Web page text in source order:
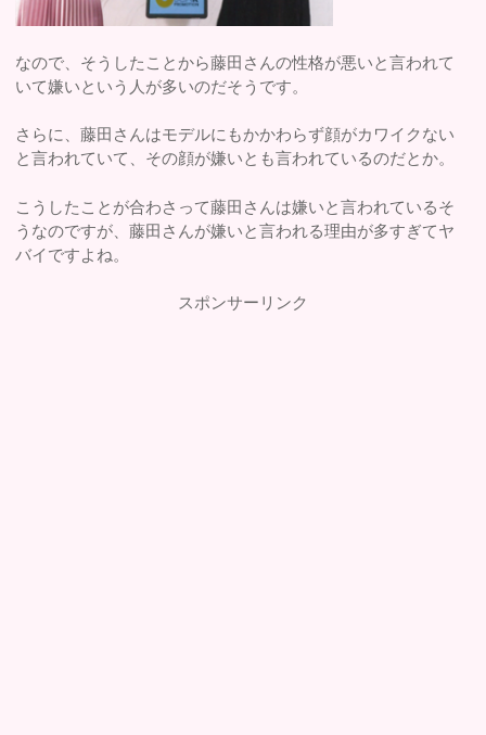
なので、そうしたことから藤田さんの性格が悪いと言われて
いて嫌いという人が多いのだそうです。
さらに、藤田さんはモデルにもかかわらず顔がカワイクない
と言われていて、その顔が嫌いとも言われているのだとか。
こうしたことが合わさって藤田さんは嫌いと言われているそ
うなのですが、藤田さんが嫌いと言われる理由が多すぎてヤ
バイですよね。
スポンサーリンク